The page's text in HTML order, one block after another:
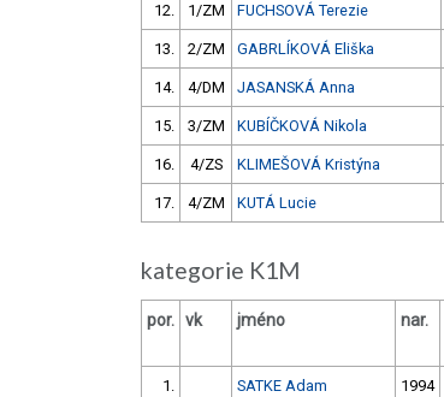
12. 1/ZM FUCHSOVÁ Terezie
13. 2/ZM GABRLÍKOVÁ Eliška
14. 4/DM JASANSKÁ Anna
15. 3/ZM KUBÍČKOVÁ Nikola
16. 4/ZS KLIMEŠOVÁ Kristýna
17. 4/ZM KUTÁ Lucie
kategorie K1M
por. vk jméno nar.
1. SATKE Adam 1994